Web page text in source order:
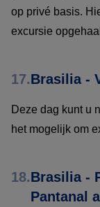
op privé basis.
excursie
17.Brasilia -
Deze dag kunt u
het mogelijk om
18.Brasilia -
Pantanal